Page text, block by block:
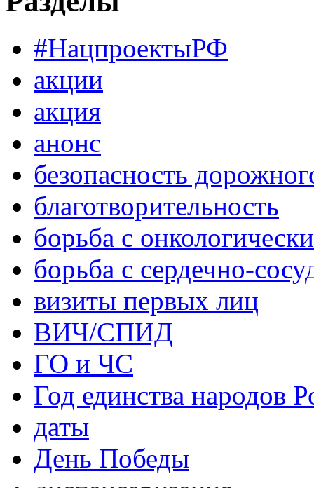
#НацпроектыРФ
акции
акция
анонс
безопасность
благотворительность
борьба с
борьба с сердечно-
визиты первых лиц
ВИЧ/СПИД
ГО и ЧС
Год единства народов
даты
День Победы